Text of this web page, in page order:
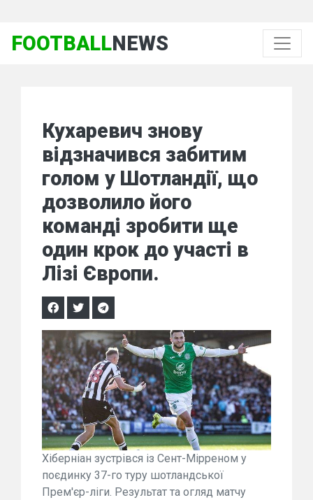
FOOTBALLNEWS
Кухаревич знову
відзначився забитим
голом у Шотландії, що
дозволило його
команді зробити ще
один крок до участі в
Лізі Європи.
Хіберніан зустрівся із Сент-Мірреном у
поєдинку 37-го туру шотландської
Прем'єр-ліги. Результат та огляд матчу